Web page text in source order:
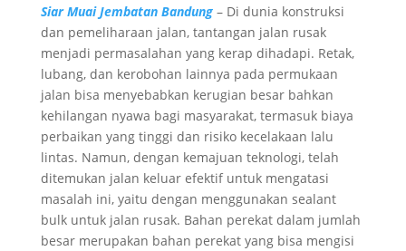
Siar Muai Jembatan Bandung– Di dunia konstruksi
dan pemeliharaan jalan, tantangan jalan rusak
menjadi permasalahan yang kerap dihadapi. Retak,
lubang, dan kerobohan lainnya pada permukaan
jalan bisa menyebabkan kerugian besar bahkan
kehilangan nyawa bagi masyarakat, termasuk biaya
perbaikan yang tinggi dan risiko kecelakaan lalu
lintas. Namun, dengan kemajuan teknologi, telah
ditemukan jalan keluar efektif untuk mengatasi
masalah ini, yaitu dengan menggunakan sealant
bulk untuk jalan rusak. Bahan perekat dalam jumlah
besar merupakan bahan perekat yang bisa mengisi